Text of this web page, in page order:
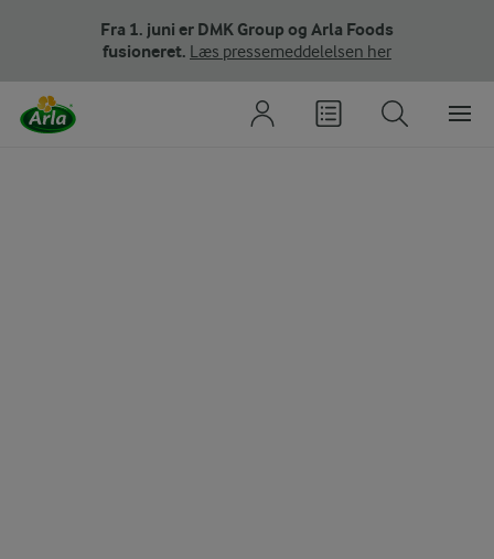
Fra 1. juni er DMK Group og Arla Foods
fusioneret. Læs pressemeddelelsen her